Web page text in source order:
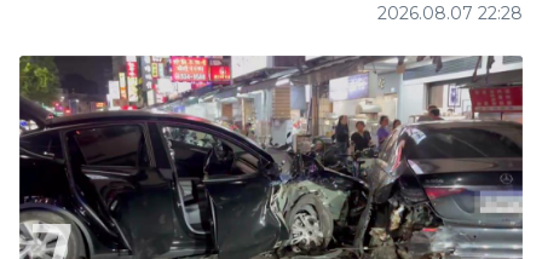
2026.08.07 22:28